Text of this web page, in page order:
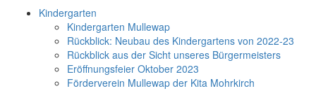
Kindergarten
Kindergarten Mullewap
Rückblick: Neubau des Kindergartens von 2022-23
Rückblick aus der Sicht unseres Bürgermeisters
Eröffnungsfeier Oktober 2023
Förderverein Mullewap der Kita Mohrkirch